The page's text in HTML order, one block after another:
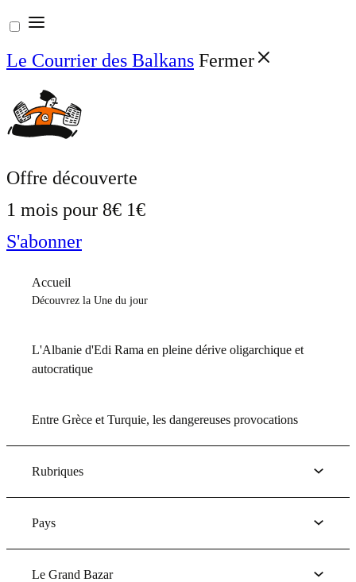
Aller
au
contenu
Le Courrier des Balkans Fermer
Offre découverte
1 mois pour 8€ 1€
S'abonner
Accueil
Découvrez la Une du jour
L'Albanie d'Edi Rama en pleine dérive oligarchique et
autocratique
Entre Grèce et Turquie, les dangereuses provocations
Rubriques
Pays
Le Grand Bazar